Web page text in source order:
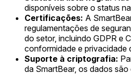
disponíveis sobre o status
Certificações: A
regulamentações de
do setor, incluindo GDPR e
conformidade e privacidade
Suporte à criptografia:
da SmartBear, os dados